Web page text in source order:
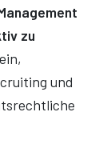
zu
und